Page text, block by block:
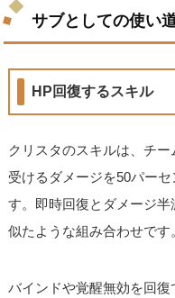
サブとしての使い
HP回復するスキル
クリスタのスキルは、チー
受けるダメージを50パー
す。即時回復とダメージ
似たような組み合わせです
バインドや覚醒無効を回